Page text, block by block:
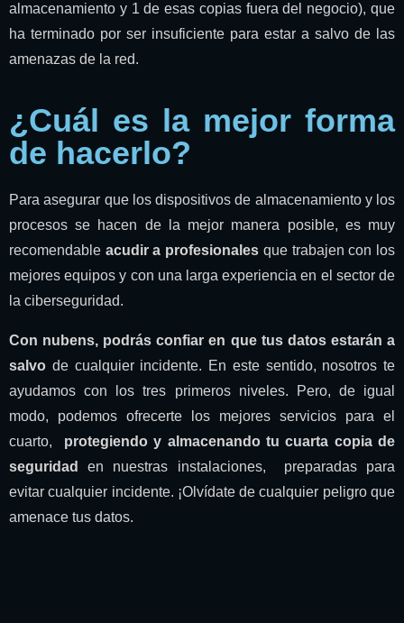
almacenamiento y 1 de esas copias fuera del negocio), que
ha terminado por ser insuficiente para estar a salvo de las
amenazas de la red.
¿Cuál es la mejor forma
de hacerlo?
Para asegurar que los dispositivos de almacenamiento y los
procesos se hacen de la mejor manera posible, es muy
recomendable acudir a profesionales que trabajen con los
mejores equipos y con una larga experiencia en el sector de
la ciberseguridad.
Con nubens, podrás confiar en que tus datos estarán a
salvo de cualquier incidente. En este sentido, nosotros te
ayudamos con los tres primeros niveles. Pero, de igual
modo, podemos ofrecerte los mejores servicios para el
cuarto, protegiendo y almacenando tu cuarta copia de
seguridaden nuestras instalaciones, preparadas para
evitar cualquier incidente. ¡Olvídate de cualquier peligro que
amenace tus datos.